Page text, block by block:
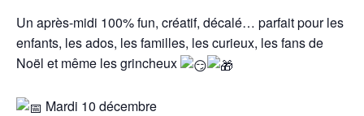
Un après-midi 100% fun, créatif, décalé… parfait pour les
enfants, les ados, les familles, les curieux, les fans de
Noël et même les grincheux
Mardi 10 décembre